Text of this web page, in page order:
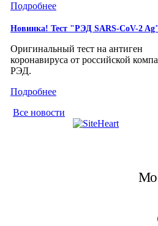
Подробнее
Новинка! Тест "РЭД SARS-CoV-2
Оригинальный тест на антиген
коронавируса от российской
РЭД.
Подробнее
Все новости